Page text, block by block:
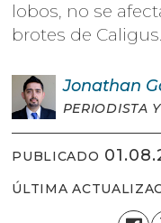
lobos, no se
brotes de Caligus.
Jonathan
PERIODISTA
PUBLICADO
ÚLTIMA